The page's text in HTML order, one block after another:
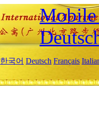
Mobile
한국어 Deutsch Français